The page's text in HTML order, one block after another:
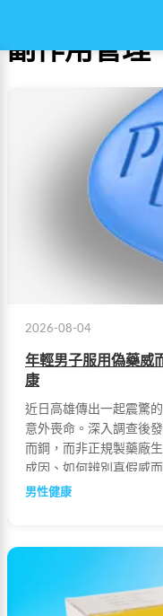
副作用管理
2026-08-04
年輕男子服用偽藥威
康
近日高雄傳出一起震驚
意外喪命。深入調查後
而鋼，而非正規製藥廠
成因、如何辨別真假威
男性健康